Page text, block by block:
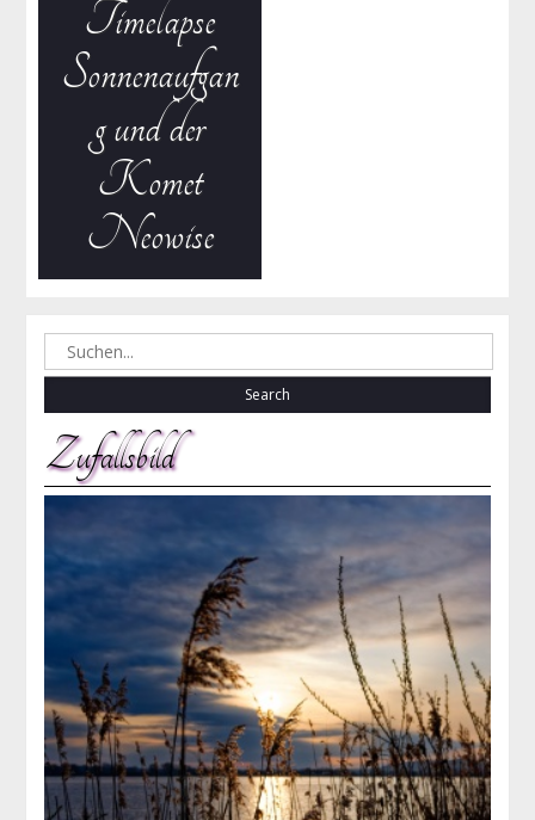
Timelapse
Sonnenaufgan
g und der
Komet
Neowise
Search
for:
Zufallsbild